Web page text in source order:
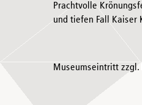
Prachtvolle
und tiefen Fall Kaiser
Museumseintritt zzgl.